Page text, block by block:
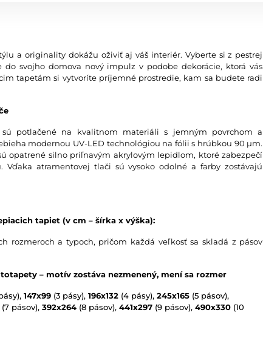
a originality dokážu oživiť aj váš interiér. Vyberte si z pestrej
svojho domova nový impulz v podobe dekorácie, ktorá vás
tapetám si vytvoríte príjemné prostredie, kam sa budete radi
sú potlačené na kvalitnom materiáli s jemným povrchom a
modernou UV-LED technológiou na fólii s hrúbkou 90 µm.
opatrené silno priľnavým akrylovým lepidlom, ktoré zabezpečí
Vďaka atramentovej tlači sú vysoko odolné a farby zostávajú
tapiet (v cm – šírka x výška):
rozmeroch a typoch, pričom každá veľkosť sa skladá z pásov
– motív zostáva nezmenený, mení sa rozmer
147x99 (3 pásy), 196x132 (4 pásy), 245x165 (5 pásov),
(7 pásov), 392x264 (8 pásov), 441x297 (9 pásov), 490x330 (10